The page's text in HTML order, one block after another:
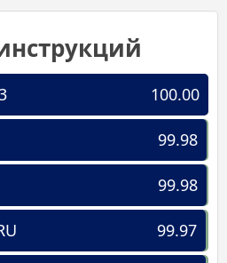
100.00
99.98
99.98
99.97